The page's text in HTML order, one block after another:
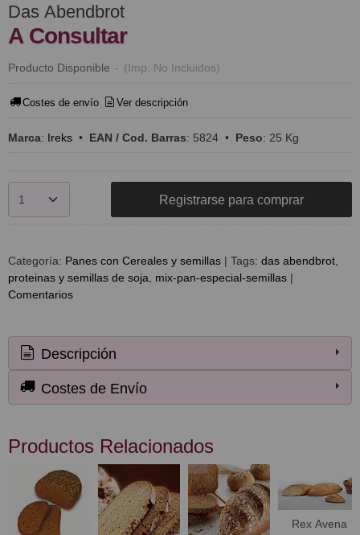
Das Abendbrot
A Consultar
Producto Disponible - (Imp. No Incluidos)
Costes de envío Ver descripción
Marca: Ireks • EAN / Cod. Barras: 5824 • Peso: 25 Kg
Registrarse para comprar
Categoría: Panes con Cereales y semillas | Tags: das abendbrot
proteinas y semillas de soja
mix-pan-especial-semillas |
Comentarios
Descripción
Costes de Envío
Productos Relacionados
Rex Avena